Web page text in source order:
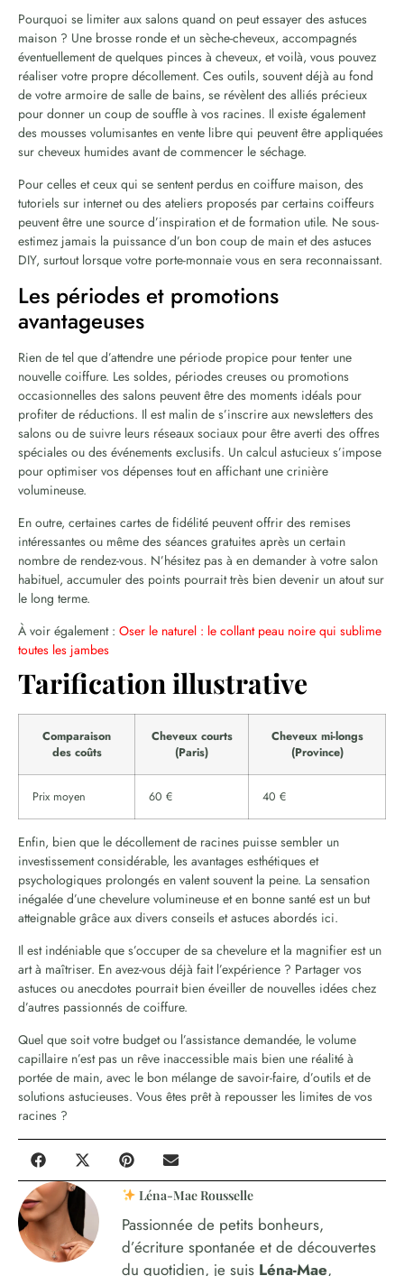
Pourquoi se limiter aux salons quand on peut essayer des astuces
maison ? Une brosse ronde et un sèche-cheveux, accompagnés
éventuellement de quelques pinces à cheveux, et voilà, vous pouvez
réaliser votre propre décollement. Ces outils, souvent déjà au fond
de votre armoire de salle de bains, se révèlent des alliés précieux
pour donner un coup de souffle à vos racines. Il existe également
des mousses volumisantes en vente libre qui peuvent être appliquées
sur cheveux humides avant de commencer le séchage.
Pour celles et ceux qui se sentent perdus en coiffure maison, des
tutoriels sur internet ou des ateliers proposés par certains coiffeurs
peuvent être une source d’inspiration et de formation utile. Ne sous-
estimez jamais la puissance d’un bon coup de main et des astuces
DIY, surtout lorsque votre porte-monnaie vous en sera reconnaissant.
Les périodes et promotions
avantageuses
Rien de tel que d’attendre une période propice pour tenter une
nouvelle coiffure. Les soldes, périodes creuses ou promotions
occasionnelles des salons peuvent être des moments idéals pour
profiter de réductions. Il est malin de s’inscrire aux newsletters des
salons ou de suivre leurs réseaux sociaux pour être averti des offres
spéciales ou des événements exclusifs. Un calcul astucieux s’impose
pour optimiser vos dépenses tout en affichant une crinière
volumineuse.
En outre, certaines cartes de fidélité peuvent offrir des remises
intéressantes ou même des séances gratuites après un certain
nombre de rendez-vous. N’hésitez pas à en demander à votre salon
habituel, accumuler des points pourrait très bien devenir un atout sur
le long terme.
À voir également : Oser le naturel : le collant peau noire qui sublime
toutes les jambes
Tarification illustrative
Comparaison
des coûts
Cheveux courts
(Paris)
Cheveux mi-longs
(Province)
Prix moyen 60 € 40 €
Enfin, bien que le décollement de racines puisse sembler un
investissement considérable, les avantages esthétiques et
psychologiques prolongés en valent souvent la peine. La sensation
inégalée d’une chevelure volumineuse et en bonne santé est un but
atteignable grâce aux divers conseils et astuces abordés ici.
Il est indéniable que s’occuper de sa chevelure et la magnifier est un
art à maîtriser. En avez-vous déjà fait l’expérience ? Partager vos
astuces ou anecdotes pourrait bien éveiller de nouvelles idées chez
d’autres passionnés de coiffure.
Quel que soit votre budget ou l’assistance demandée, le volume
capillaire n’est pas un rêve inaccessible mais bien une réalité à
portée de main, avec le bon mélange de savoir-faire, d’outils et de
solutions astucieuses. Vous êtes prêt à repousser les limites de vos
racines ?
Léna-Mae Rousselle
Passionnée de petits bonheurs,
d’écriture spontanée et de découvertes
du quotidien, je suis Léna-Mae,